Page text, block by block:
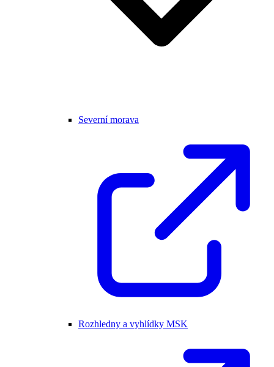
Severní morava
Rozhledny a vyhlídky MSK